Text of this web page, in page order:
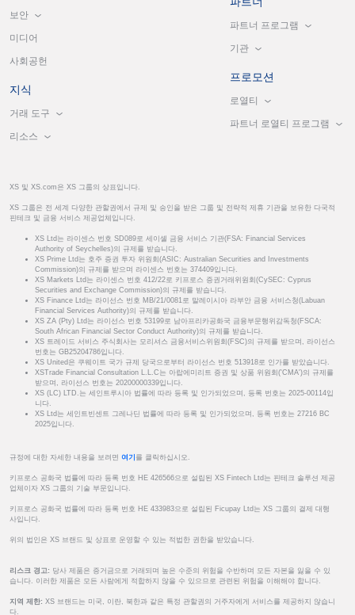
보안
미디어
사회공헌
지식
거래 도구
리소스
파트너 프로그램
기관
프로모션
로열티
파트너 로열티 프로그램
XS 및 XS.com은 XS 그룹의 상표입니다.
XS 그룹은 전 세계 다양한 관할권에서 규제 및 승인을 받은 그룹 및 전략적 제휴 기관을 보유한 다국적
핀테크 및 금융 서비스 제공업체입니다.
XS Ltd는 라이센스 번호 SD089로 세이셸 금융 서비스 기관(FSA: Financial Services
Authority of Seychelles)의 규제를 받습니다.
XS Prime Ltd는 호주 증권 투자 위원회(ASIC: Australian Securities and Investments
Commission)의 규제를 받으며 라이센스 번호는 374409입니다.
XS Markets Ltd는 라이센스 번호 412/22로 키프로스 증권거래위원회(CySEC: Cyprus
Securities and Exchange Commission)의 규제를 받습니다.
XS Finance Ltd는 라이선스 번호 MB/21/0081로 말레이시아 라부안 금융 서비스청(Labuan
Financial Services Authority)의 규제를 받습니다.
XS ZA (Pty) Ltd는 라이선스 번호 53199로 남아프리카공화국 금융부문행위감독청(FSCA:
South African Financial Sector Conduct Authority)의 규제를 받습니다.
XS 트레이드 서비스 주식회사는 모리셔스 금융서비스위원회(FSC)의 규제를 받으며, 라이선스
번호는 GB25204786입니다.
XS United은 쿠웨이트 국가 규제 당국으로부터 라이선스 번호 513918로 인가를 받았습니다.
XSTrade Financial Consultation L.L.C는 아랍에미리트 증권 및 상품 위원회('CMA')의 규제를
받으며, 라이선스 번호는 20200000339입니다.
XS (LC) LTD.는 세인트루시아 법률에 따라 등록 및 인가되었으며, 등록 번호는 2025-00114입
니다.
XS Ltd는 세인트빈센트 그레나딘 법률에 따라 등록 및 인가되었으며, 등록 번호는 27216 BC
2025입니다.
규정에 대한 자세한 내용을 보려면 여기 를 클릭하십시오.
키프로스 공화국 법률에 따라 등록 번호 HE 426566으로 설립된 XS Fintech Ltd는 핀테크 솔루션 제공
업체이자 XS 그룹의 기술 부문입니다.
키프로스 공화국 법률에 따라 등록 번호 HE 433983으로 설립된 Ficupay Ltd는 XS 그룹의 결제 대행
사입니다.
위의 법인은 XS 브랜드 및 상표로 운영할 수 있는 적법한 권한을 받았습니다.
리스크 경고: 당사 제품은 증거금으로 거래되며 높은 수준의 위험을 수반하며 모든 자본을 잃을 수 있
습니다. 이러한 제품은 모든 사람에게 적합하지 않을 수 있으므로 관련된 위험을 이해해야 합니다.
지역 제한: XS 브랜드는 미국, 이란, 북한과 같은 특정 관할권의 거주자에게 서비스를 제공하지 않습니
다.